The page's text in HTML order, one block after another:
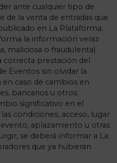
ante cualquier tipo de
de la venta de entradas que
en La Plataforma;
la información veraz
maliciosa o fraudulenta)
correcta prestación del
Eventos sin olvidar la
en caso de cambios en
bancarios u otros.
significativo en el
condiciones, acceso, lugar
aplazamiento u otras
se deberá informar a La
que ya hubieran